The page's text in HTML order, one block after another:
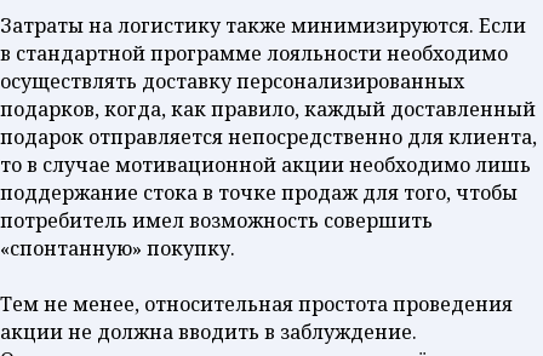
Затраты на логистику также минимизируются. Если
в стандартной программе лояльности необходимо
осуществлять доставку персонализированных
подарков, когда, как правило, каждый доставленный
подарок отправляется непосредственно для клиента,
то в случае мотивационной акции необходимо лишь
поддержание стока в точке продаж для того, чтобы
потребитель имел возможность совершить
«спонтанную» покупку.
Тем не менее, относительная простота проведения
акции не должна вводить в заблуждение.